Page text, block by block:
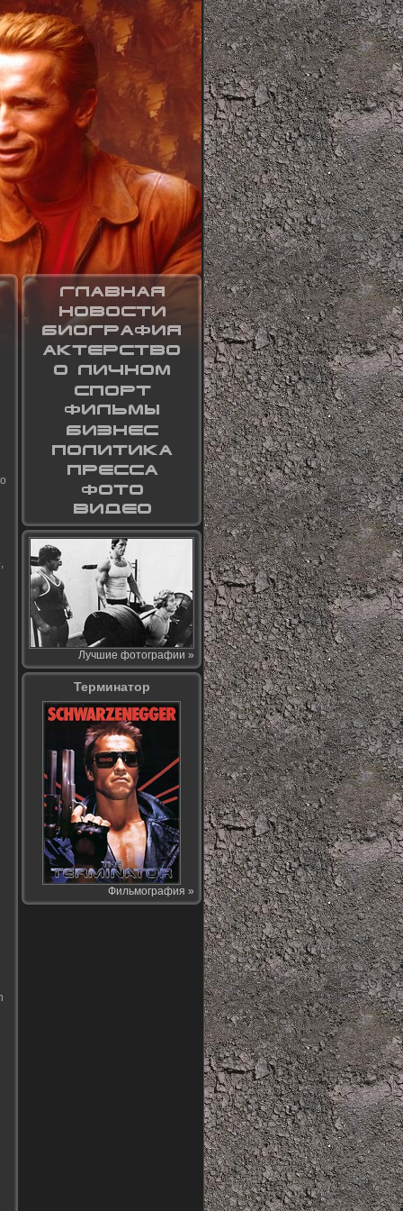
Лучшие фотографии »
Терминатор
Фильмография »